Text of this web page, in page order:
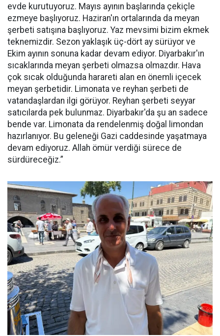
evde kurutuyoruz. Mayıs ayının başlarında çekiçle
ezmeye başlıyoruz. Haziran'ın ortalarında da meyan
şerbeti satışına başlıyoruz. Yaz mevsimi bizim ekmek
teknemizdir. Sezon yaklaşık üç-dört ay sürüyor ve
Ekim ayının sonuna kadar devam ediyor. Diyarbakır'ın
sıcaklarında meyan şerbeti olmazsa olmazdır. Hava
çok sıcak olduğunda harareti alan en önemli içecek
meyan şerbetidir. Limonata ve reyhan şerbeti de
vatandaşlardan ilgi görüyor. Reyhan şerbeti seyyar
satıcılarda pek bulunmaz. Diyarbakır'da şu an sadece
bende var. Limonata da rendelenmiş doğal limondan
hazırlanıyor. Bu geleneği Gazi caddesinde yaşatmaya
devam ediyoruz. Allah ömür verdiği sürece de
sürdüreceğiz.”